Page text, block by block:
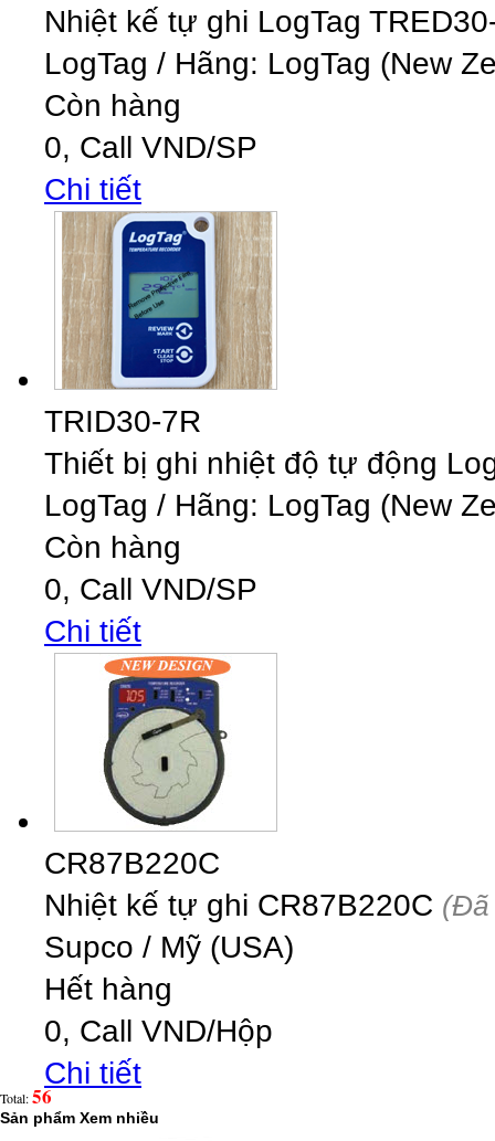
Nhiệt kế tự ghi LogTag
LogTag / Hãng: LogTag (New
Còn hàng
0, Call VND/SP
Chi tiết
TRID30-7R
Thiết bị ghi nhiệt độ tự động
LogTag / Hãng: LogTag (New
Còn hàng
0, Call VND/SP
Chi tiết
CR87B220C
Nhiệt kế tự ghi CR87B220C (Đã
Supco / Mỹ (USA)
Hết hàng
0, Call VND/Hộp
Chi tiết
Total:56
Sản phẩm Xem nhiều